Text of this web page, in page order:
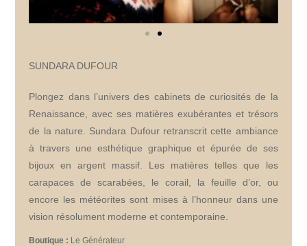
SUNDARA DUFOUR
Plongez dans l’univers des cabinets de curiosités de la
Renaissance, avec ses matières exubérantes et trésors
de la nature. Sundara Dufour retranscrit cette ambiance
à travers une esthétique graphique et épurée de ses
bijoux en argent massif. Les matières telles que les
carapaces de scarabées, le corail, la feuille d’or, ou
encore les météorites sont mises à l’honneur dans une
vision résolument moderne et contemporaine.
Boutique : Le Générateur